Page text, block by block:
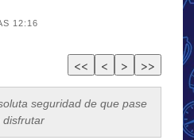
12:16
seguridad de que pase
disfrutar